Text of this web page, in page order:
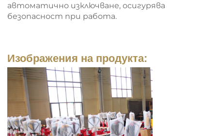
автоматично изключване, осигурява
безопасност при работа.
Изображения на продукта: